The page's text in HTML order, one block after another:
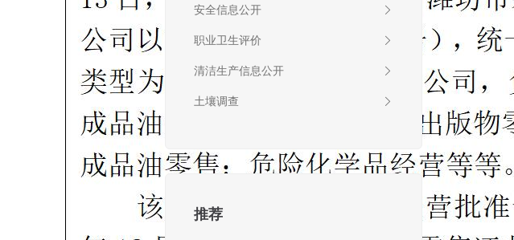
安全信息公开
职业卫生评价
清洁生产信息公开
土壤调查
推荐